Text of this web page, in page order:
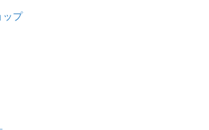
ップ